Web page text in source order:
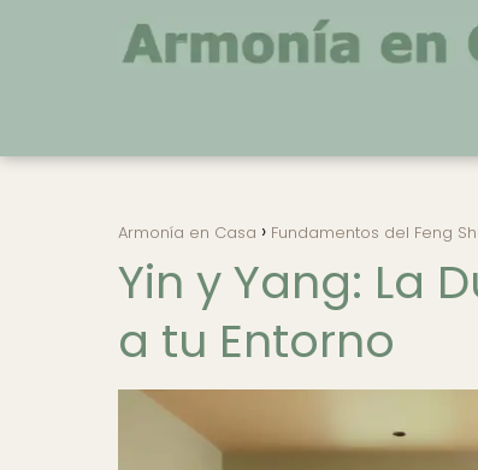
Armonía en Casa Fundamentos del Feng
Yin y Yang: La
a tu Entorno